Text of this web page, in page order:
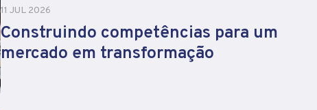
11 JUL 2026
Construindo competências para um
mercado em transformação